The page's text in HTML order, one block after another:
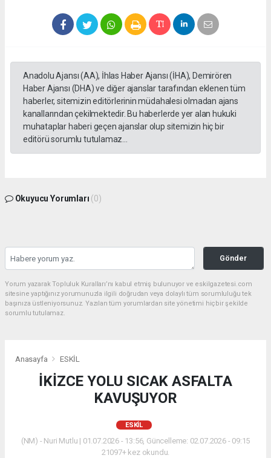
Anadolu Ajansı (AA), İhlas Haber Ajansı (İHA), Demirören
Haber Ajansı (DHA) ve diğer ajanslar tarafından eklenen tüm
haberler, sitemizin editörlerinin müdahalesi olmadan ajans
kanallarından çekilmektedir. Bu haberlerde yer alan hukuki
muhataplar haberi geçen ajanslar olup sitemizin hiç bir
editörü sorumlu tutulamaz...
Okuyucu Yorumları (0)
Gönder
Yorum yazarak Topluluk Kuralları’nı kabul etmiş bulunuyor ve eskilgazetesi.com
sitesine yaptığınız yorumunuzla ilgili doğrudan veya dolaylı tüm sorumluluğu tek
başınıza üstleniyorsunuz. Yazılan tüm yorumlardan site yönetimi hiçbir şekilde
sorumlu tutulamaz.
Anasayfa ESKİL
İKİZCE YOLU SICAK ASFALTA
KAVUŞUYOR
ESKİL
(NM) - Nuri Mutlu | 01.07.2026 - 13:56, Güncelleme: 02.07.2026 - 09:15
21097+ kez okundu.